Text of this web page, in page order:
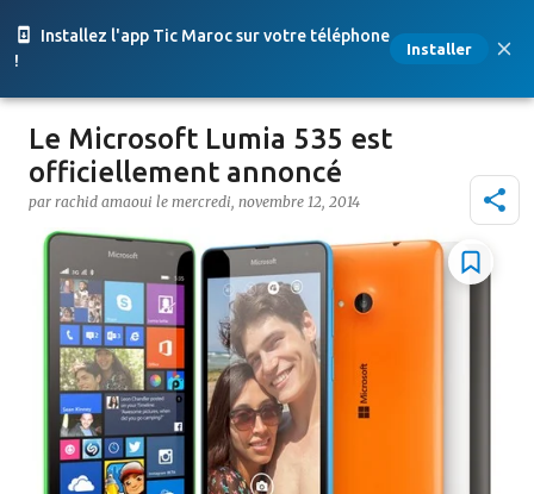
Installez l'app Tic Maroc sur votre téléphone
!
Installer
Accéder au contenu principal
Le Microsoft Lumia 535 est
officiellement annoncé
par rachid amaoui le mercredi, novembre 12, 2014